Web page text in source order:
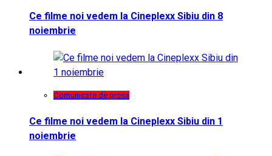
Ce filme noi vedem la Cineplexx Sibiu din 8
noiembrie
Comunicate de presa
Ce filme noi vedem la Cineplexx Sibiu din 1
noiembrie